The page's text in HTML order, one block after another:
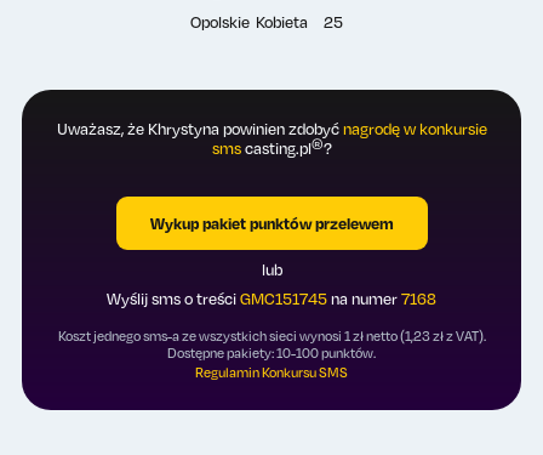
Opolskie Kobieta 25
Uważasz, że Khrystyna powinien zdobyćnagrodę w konkursie
smscasting.pl®?
Wykup pakiet punktów przelewem
lub
Wyślij sms o treściGMC151745na numer7168
Koszt jednego sms-a ze wszystkich sieci wynosi 1 zł netto (1,23 zł z VAT).
Dostępne pakiety: 10-100 punktów.
Regulamin Konkursu SMS